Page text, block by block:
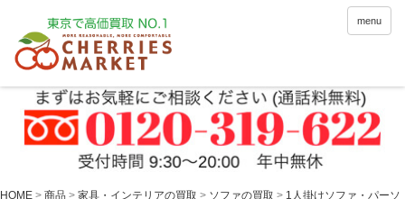
menu
HOME > 商品 > 家具・インテリアの買取 > ソファの買取 > 1人掛けソファ・パーソ